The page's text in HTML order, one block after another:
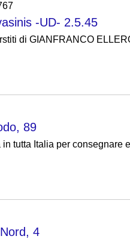
-UD- 2.5.45
di GIANFRANCO
89
tutta Italia per consegnare
4